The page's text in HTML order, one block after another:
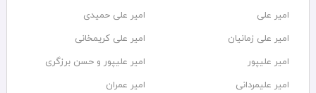
امیر علی
امیر علی حمیدی
امیر علی زمانیان
امیر علی کریمخانی
امیر علیپور
امیر علیپور و حسن برزگری
امیر علیمردانی
امیر عمران